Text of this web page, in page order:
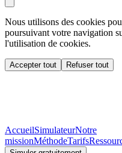
Nous utilisons des cookies
poursuivant votre navigation
l'utilisation de cookies.
Accepter tout Refuser tout
AccueilSimulateurNotre
missionMéthodeTarifs